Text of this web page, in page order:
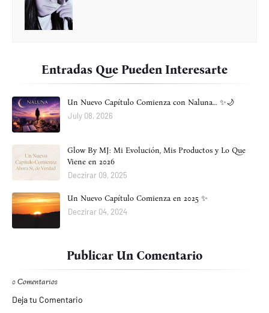
Entradas Que Pueden Interesarte
Un Nuevo Capítulo Comienza con Naluna… ✨🌙
July 08, 2026
Glow By MJ: Mi Evolución, Mis Productos y Lo Que
Viene en 2026
Deczirar 09, 2025
Un Nuevo Capítulo Comienza en 2025 ✨
Deczirar 04, 2024
Publicar Un Comentario
0 Comentarios
Deja tu Comentario